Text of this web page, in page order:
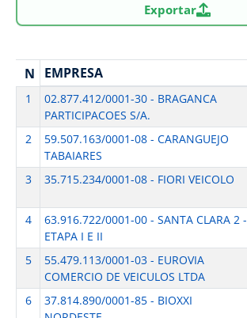
Exportar
N EMPRESA
1
02.877.412/0001-30 - BRAGANCA
PARTICIPACOES S/A.
2
59.507.163/0001-08 - CARANGUEJO
TABAIARES
3
35.715.234/0001-08 - FIORI VEICOLO
4
63.916.722/0001-00 - SANTA CLARA 2 -
ETAPA I E II
5
55.479.113/0001-03 - EUROVIA
COMERCIO DE VEICULOS LTDA
6
37.814.890/0001-85 - BIOXXI